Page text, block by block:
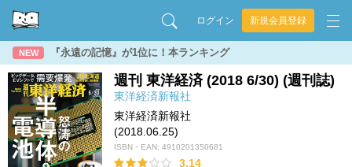
ログイン 新規会員登録
NEW 『永遠の記憶』が1位に！本ランキング
週刊 東洋経済 (2018 6/30) (週刊誌)
東洋経済新報社
東洋経済新報社
(2018.06.25)
ISBN・EAN: 4910201350681
3.14